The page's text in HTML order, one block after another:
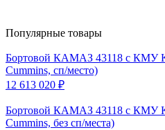
Популярные товары
Бортовой КАМАЗ 43118 с КМУ
Cummins, сп/место)
12 613 020 ₽
Бортовой КАМАЗ 43118 с КМУ
Cummins, без сп/места)